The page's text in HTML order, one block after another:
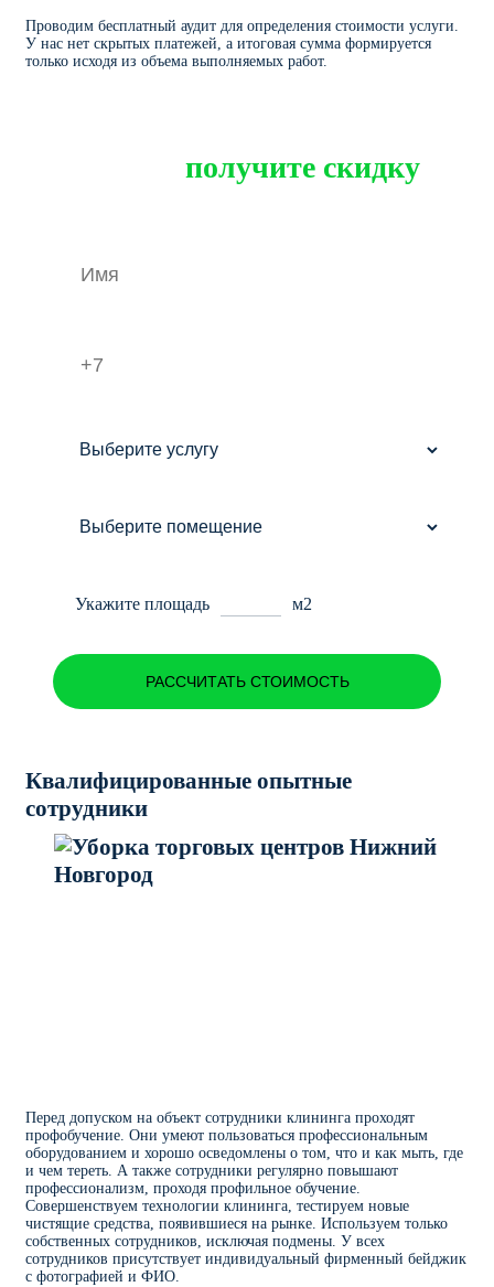
Проводим бесплатный аудит для определения стоимости услуги.
У нас нет скрытых платежей, а итоговая сумма формируется
только исходя из объема выполняемых работ.
получите скидку
Укажите площадь м2
РАССЧИТАТЬ СТОИМОСТЬ
Квалифицированные опытные
сотрудники
Перед допуском на объект сотрудники клининга проходят
профобучение. Они умеют пользоваться профессиональным
оборудованием и хорошо осведомлены о том, что и как мыть, где
и чем тереть. А также сотрудники регулярно повышают
профессионализм, проходя профильное обучение.
Совершенствуем технологии клининга, тестируем новые
чистящие средства, появившиеся на рынке. Используем только
собственных сотрудников, исключая подмены. У всех
сотрудников присутствует индивидуальный фирменный бейджик
с фотографией и ФИО.